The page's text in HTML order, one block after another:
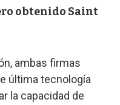
obtenido Saint
ambas firmas
última tecnología
la capacidad de